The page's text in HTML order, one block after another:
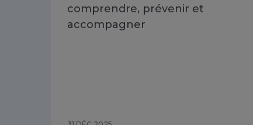
comprendre, prévenir et
accompagner